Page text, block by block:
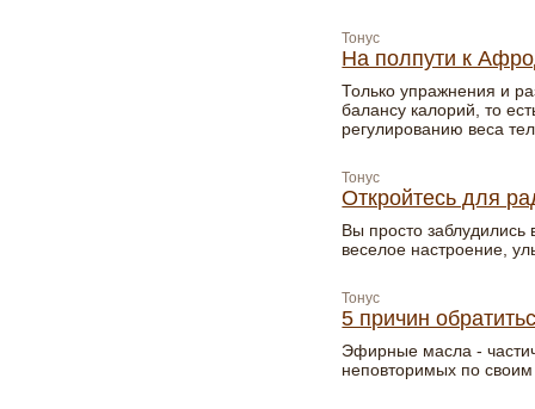
Тонус
На полпути к
Только упражнения и
балансу калорий, то
регулированию веса
Тонус
Откройтесь для
Вы просто заблудились
веселое настроение,
Тонус
5 причин
Эфирные масла -
неповторимых по